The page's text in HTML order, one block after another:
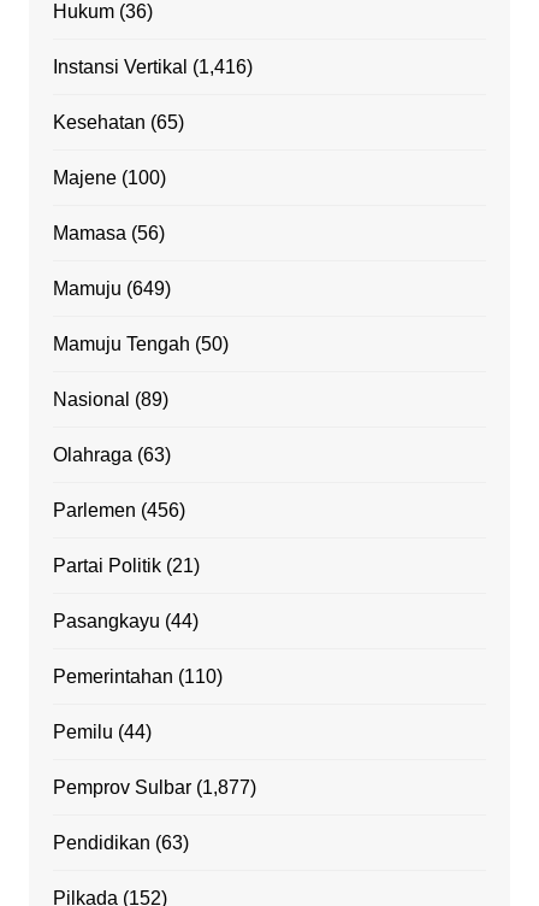
Hukum(36)
Instansi Vertikal (1,416)
Kesehatan (65)
Majene(100)
Mamasa (56)
Mamuju (649)
Mamuju Tengah (50)
Nasional (89)
Olahraga (63)
Parlemen (456)
Partai Politik(21)
Pasangkayu (44)
Pemerintahan (110)
Pemilu (44)
Pemprov Sulbar(1,877)
Pendidikan (63)
Pilkada (152)